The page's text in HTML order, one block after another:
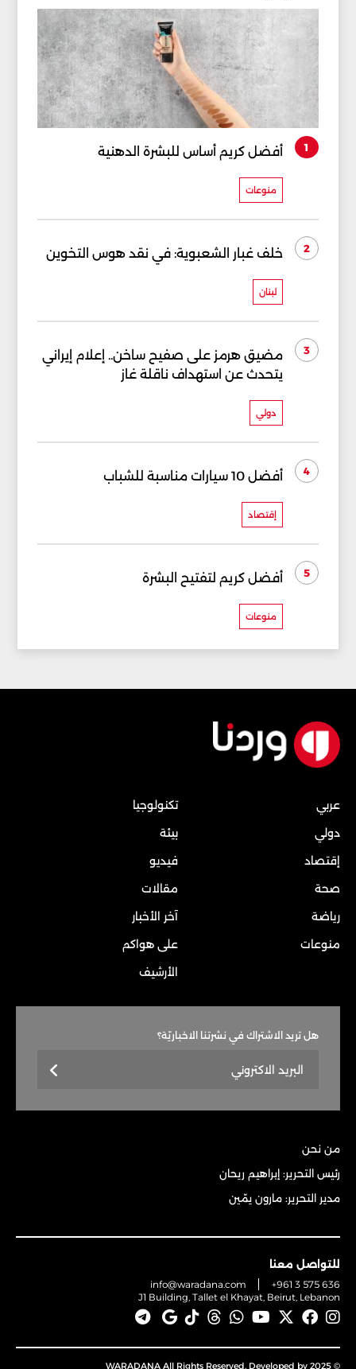
1 أفضل كريم أساس للبشرة الدهنية
منوعات
2 خلف غبار الشعبوية: في نقد هوس التخوين
لبنان
3
مضيق هرمز على صفيح ساخن.. إعلام إيراني
يتحدث عن استهداف ناقلة غاز
دولي
4 أفضل 10 سيارات مناسبة للشباب
إقتصاد
5 أفضل كريم لتفتيح البشرة
منوعات
عربي
دولي
إقتصاد
صحة
رياضة
منوعات
تكنولوجيا
بيئة
فيديو
مقالات
آخر الأخبار
على هواكم
الأرشيف
هل تريد الاشتراك في نشرتنا الاخباريّة؟
من نحن
رئيس التحرير: إبراهيم ريحان
مدير التحرير: مارون يمّين
للتواصل معنا
info@waradana.com
+961 3 575 636
J1 Building, Tallet el Khayat, Beirut, Lebanon
© 2025 WARADANA All Rights Reserved. Developed by